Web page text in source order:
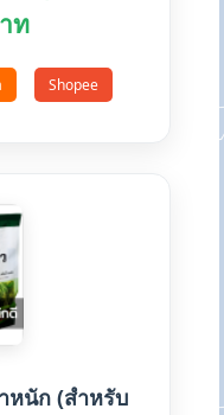
ท
Shopee
หนัก (สำหรับ